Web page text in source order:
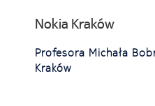
Nokia Kraków
Profesora Michała
Kraków